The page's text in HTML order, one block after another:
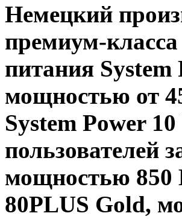
Немецкий
премиум-
питания
мощностью от
System Power
пользователей
мощностью 850
80PLUS Gold,